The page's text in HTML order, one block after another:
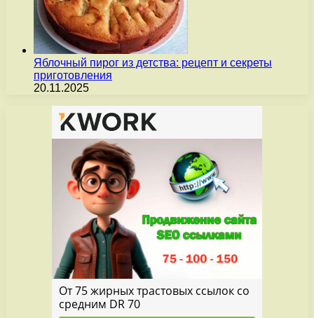
Яблочный пирог из детства: рецепт и секреты
приготовления
20.11.2025